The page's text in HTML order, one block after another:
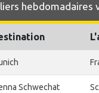
hebdomadaires
Schwechat